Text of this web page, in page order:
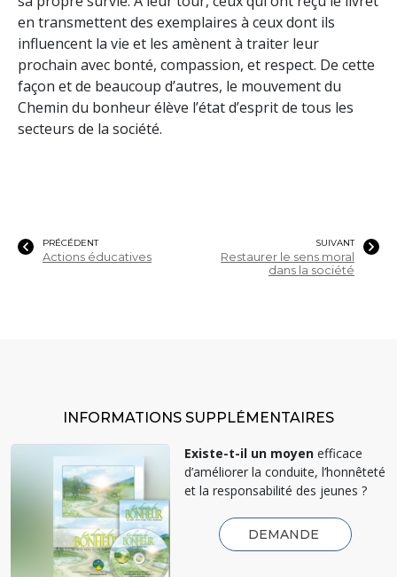
en transmettent des exemplaires à ceux dont ils
influencent la vie et les amènent à traiter leur
prochain avec bonté, compassion, et respect. De cette
façon et de beaucoup d’autres, le mouvement du
Chemin du bonheur élève l’état d’esprit de tous les
secteurs de la société.
PRÉCÉDENT
Actions éducatives
SUIVANT
Restaurer le sens moral
dans la société
INFORMATIONS SUPPLÉMENTAIRES
Existe-t-il un moyen efficace
d’améliorer la conduite, l’honnêteté
et la responsabilité des jeunes ?
DEMANDE